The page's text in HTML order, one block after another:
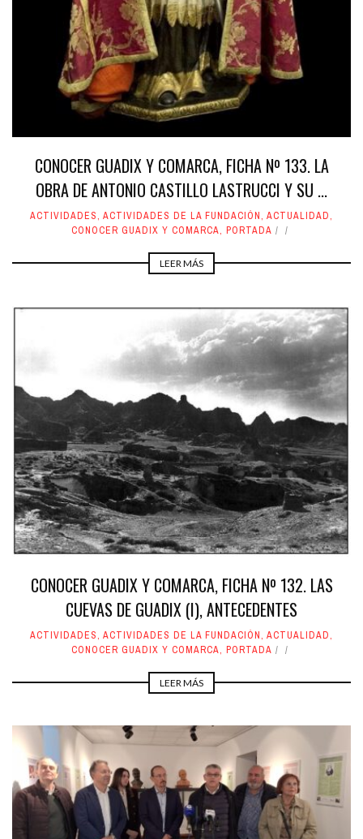
CONOCER GUADIX Y COMARCA, FICHA Nº 133. LA
OBRA DE ANTONIO CASTILLO LASTRUCCI Y SU ...
ACTIVIDADES, ACTIVIDADES DE LA FUNDACIÓN, ACTUALIDAD,
CONOCER GUADIX Y COMARCA, PORTADA
LEER MÁS
CONOCER GUADIX Y COMARCA, FICHA Nº 132. LAS
CUEVAS DE GUADIX (I), ANTECEDENTES
ACTIVIDADES, ACTIVIDADES DE LA FUNDACIÓN, ACTUALIDAD,
CONOCER GUADIX Y COMARCA, PORTADA
LEER MÁS